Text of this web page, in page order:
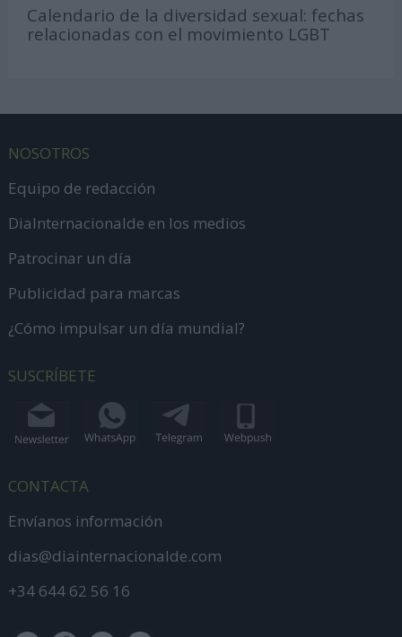
Calendario de la diversidad sexual: fechas
relacionadas con el movimiento LGBT
NOSOTROS
Equipo de redacción
DiaInternacionalde en los medios
Patrocinar un día
Publicidad para marcas
¿Cómo impulsar un día mundial?
SUSCRÍBETE
CONTACTA
Envíanos información
dias@diainternacionalde.com
+34 644 62 56 16